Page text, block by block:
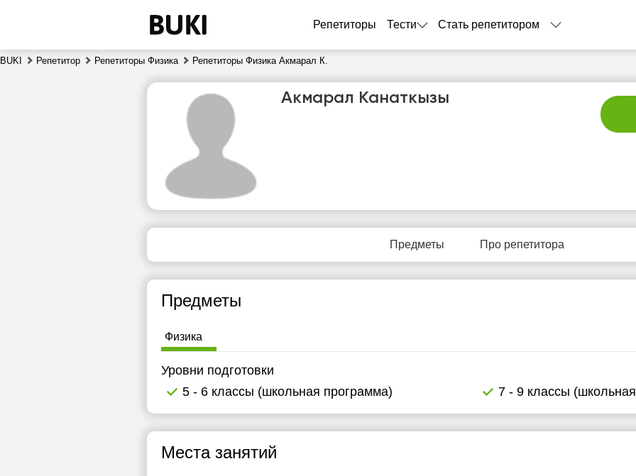
Репетиторы Тести Стать репетитором
BUKI Репетитор Репетиторы Физика Репетиторы Физика Акмарал К.
Акмарал Канаткызы
Предметы Про репетитора
Предметы
Физика
Уровни подготовки
5 - 6 классы (школьная программа)
7 - 9 классы
Места занятий
пт
7
8
9
10
11
19:30 19:30
19:00
19:30
Нет
свободных
Нет
свободных